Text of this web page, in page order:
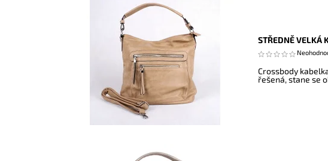
STŘEDNĚ VELKÁ
Crossbody
řešená, stane se